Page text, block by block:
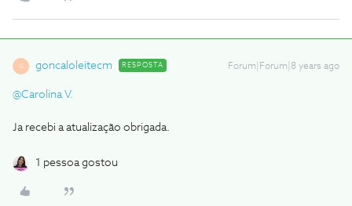
G goncaloleitecm RESPOSTA Forum|Forum|8 years ago
@Carolina V.
Ja recebi a atualização obrigada.
1 pessoa gostou